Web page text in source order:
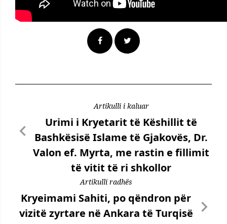
Artikulli i kaluar
Urimi i Kryetarit të Këshillit të
Bashkësisë Islame të Gjakovës, Dr.
Valon ef. Myrta, me rastin e fillimit
të vitit të ri shkollor
Artikulli radhës
Kryeimami Sahiti, po qëndron për
vizitë zyrtare në Ankara të Turqisë